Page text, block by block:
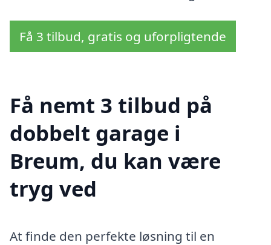
Få 3 tilbud, gratis og uforpligtende
Få nemt 3 tilbud på
dobbelt garage i
Breum, du kan være
tryg ved
At finde den perfekte løsning til en